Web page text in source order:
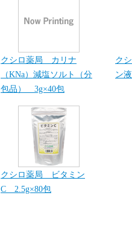
クシロ薬局 カリナ
（KNa）減塩ソルト（分
包品） 3g×40包
ク
ン
クシロ薬局 ビタミン
C 2.5g×80包